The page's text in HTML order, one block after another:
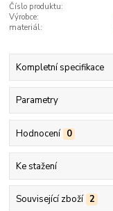
Číslo produktu:
Výrobce:
materiál:
Kompletní specifikace
Parametry
Hodnocení 0
Ke stažení
Související zboží 2